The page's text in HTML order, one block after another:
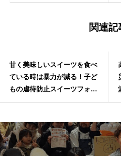
関連記
甘く美味しいスイーツを食べ
ている時は暴力が減る！子ど
もの虐待防止スイーツフォト
キャンペーン